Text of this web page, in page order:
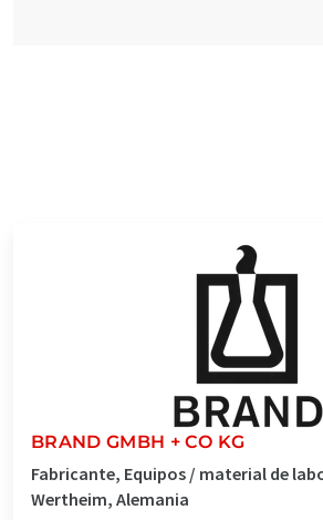
BRAND GMBH + CO KG
Fabricante, Equipos / material de
Wertheim, Alemania